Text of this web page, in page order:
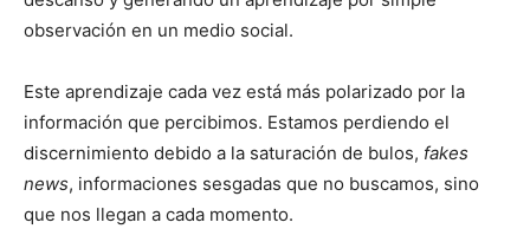
observación en un medio social.
Este aprendizaje cada vez está más polarizado por la
información que percibimos. Estamos perdiendo el
discernimiento debido a la saturación de bulos, fakes
news, informaciones sesgadas que no buscamos, sino
que nos llegan a cada momento.